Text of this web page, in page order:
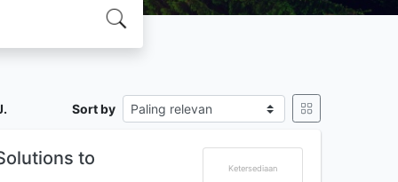
Sort by
to
Ketersediaan